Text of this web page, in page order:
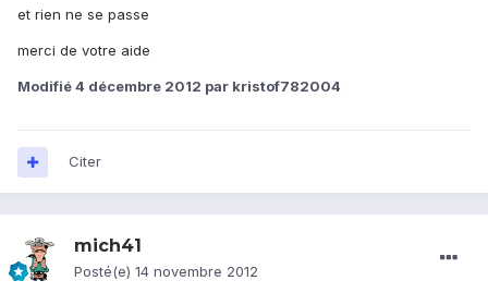
et rien ne se passe
merci de votre aide
Modifié4 décembre 2012 par kristof782004
Citer
mich41
Posté(e) 14 novembre 2012